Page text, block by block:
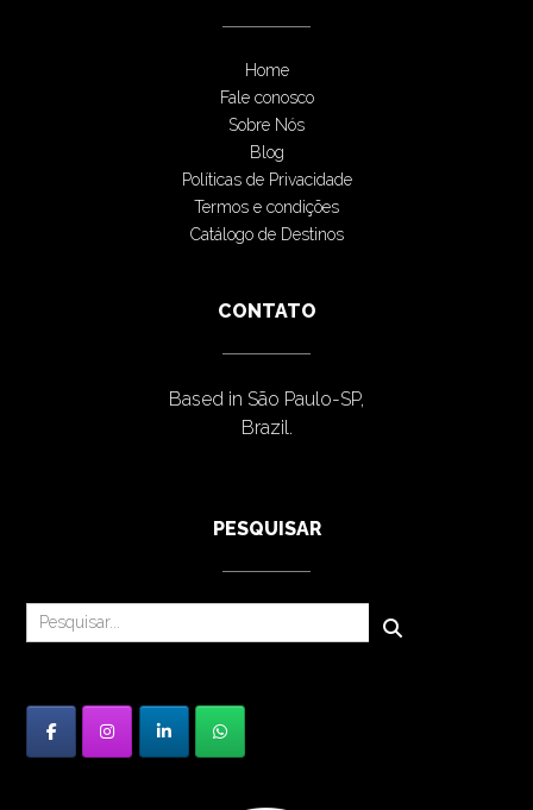
Home
Fale conosco
Sobre Nós
Blog
Políticas de Privacidade
Termos e condições
Catálogo de Destinos
CONTATO
Based in São Paulo-SP,
Brazil.
PESQUISAR